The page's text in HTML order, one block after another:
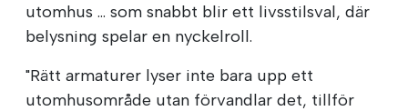
utomhus ... som snabbt blir ett livsstilsval, där
belysning spelar en nyckelroll.
"Rätt armaturer lyser inte bara upp ett
utomhusområde utan förvandlar det, tillför